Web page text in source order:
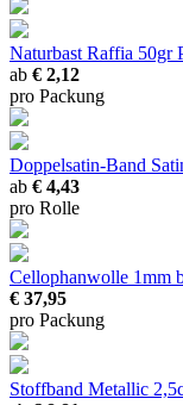
Naturbast Raffia 50gr
ab € 2,12
pro Packung
Doppelsatin-Band
ab € 4,43
pro Rolle
Cellophanwolle 1mm
€ 37,95
pro Packung
Stoffband Metallic